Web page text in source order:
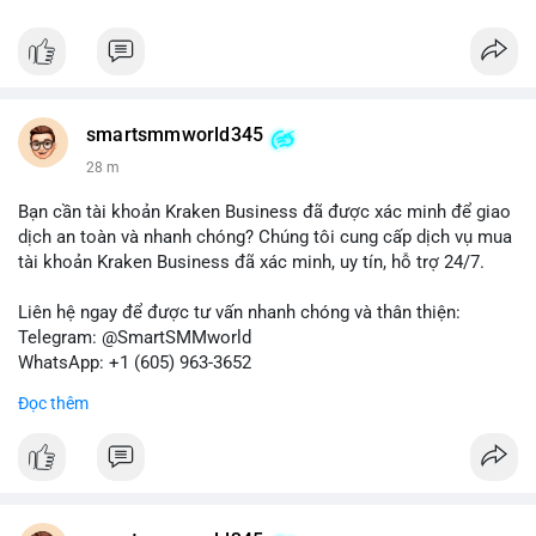
smartsmmworld345
28 m
Bạn cần tài khoản Kraken Business đã được xác minh để giao
dịch an toàn và nhanh chóng? Chúng tôi cung cấp dịch vụ mua
tài khoản Kraken Business đã xác minh, uy tín, hỗ trợ 24/7.
Liên hệ ngay để được tư vấn nhanh chóng và thân thiện:
Telegram: @SmartSMMworld
WhatsApp: +1 (605) 963-3652
#buyverifiedkrakenbusinessaccounts
Đọc thêm